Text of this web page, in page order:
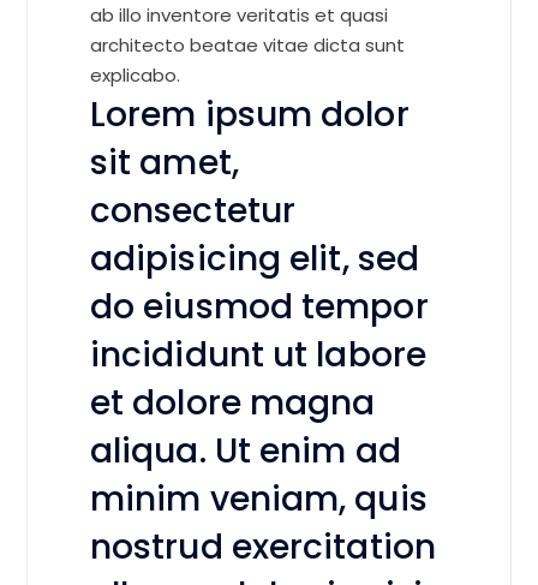
ab illo inventore veritatis et quasi
architecto beatae vitae dicta sunt
explicabo.
Lorem ipsum dolor
sit amet,
consectetur
adipisicing elit, sed
do eiusmod tempor
incididunt ut labore
et dolore magna
aliqua. Ut enim ad
minim veniam, quis
nostrud exercitation